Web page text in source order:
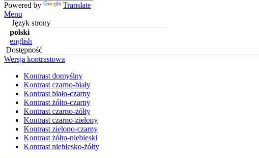
Powered by
Translate
Menu
Język strony
polski
english
Dostępność
Wersja kontrastowa
Kontrast domyślny
Kontrast czarno-biały
Kontrast biało-czarny
Kontrast żółto-czarny
Kontrast czarno-żółty
Kontrast czarno-zielony
Kontrast zielono-czarny
Kontrast żółto-niebieski
Kontrast niebiesko-żółty